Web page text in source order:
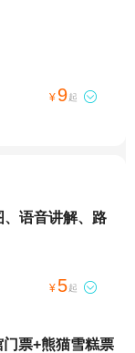
¥ 9起 
语音讲解、路
¥ 5起 
票+熊猫雪糕票